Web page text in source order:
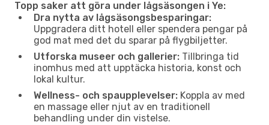
Topp saker att göra under lågsäsongen i Ye:
Dra nytta av lågsäsongsbesparingar:
Uppgradera ditt hotell eller spendera pengar på
god mat med det du sparar på flygbiljetter.
Utforska museer och gallerier: Tillbringa tid
inomhus med att upptäcka historia, konst och
lokal kultur.
Wellness- och spaupplevelser: Koppla av med
en massage eller njut av en traditionell
behandling under din vistelse.